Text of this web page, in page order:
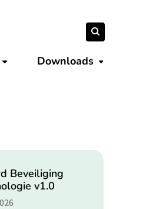
Zoeken
naar:Zoeken
Submenu tonen
Downloads
Beveiliging
v1.0